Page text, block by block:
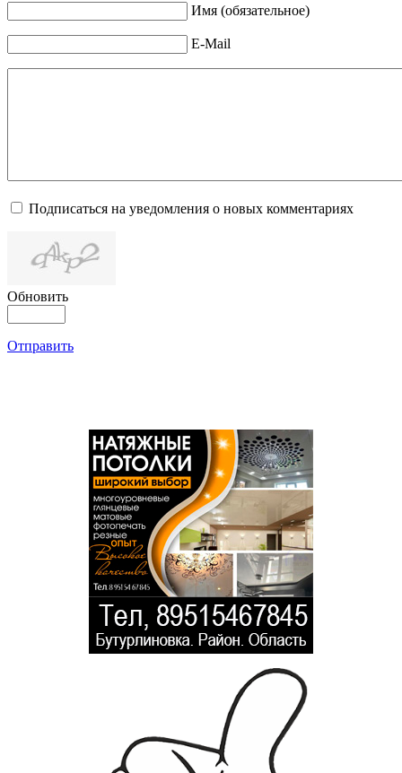
Имя (обязательное)
E-Mail
Подписаться на уведомления о новых комментариях
Обновить
Отправить